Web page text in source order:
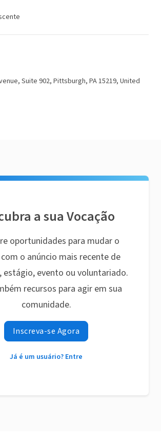
Suite 902, Pittsburgh, PA 15219, United
a sua Vocação
oportunidades para mudar o
o anúncio mais recente de
estágio, evento ou voluntariado.
recursos para agir em sua
comunidade.
Inscreva-se Agora
Já é um usuário? Entre